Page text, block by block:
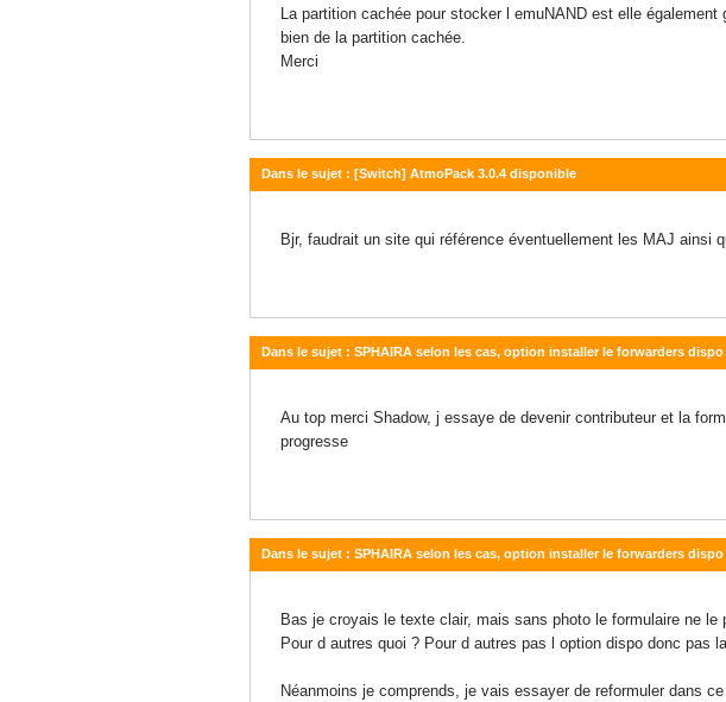
La partition cachée pour stocker l emuNAND est elle
bien de la partition cachée.
Merci
Dans le sujet : [Switch] AtmoPack 3.0.4 disponible
Bjr, faudrait un site qui référence éventuellement les MAJ ainsi
Dans le sujet : SPHAIRA selon les cas, option installer le forwarders
Au top merci Shadow, j essaye de devenir contributeur et la
progresse
Dans le sujet : SPHAIRA selon les cas, option installer le forwarders
Bas je croyais le texte clair, mais sans photo le formulaire ne
Pour d autres quoi ? Pour d autres pas l option dispo donc pas
Néanmoins je comprends, je vais essayer de reformuler dans